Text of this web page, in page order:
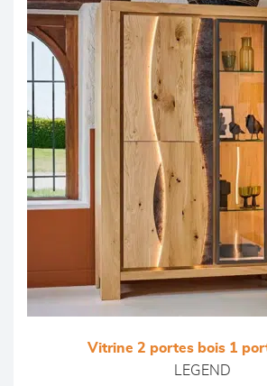
Vitrine 2 portes bois 1
LEGEND